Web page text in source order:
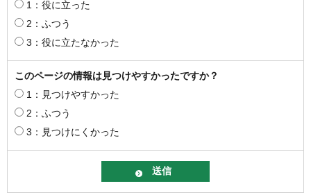
1：役に立った
2：ふつう
3：役に立たなかった
このページの情報は見つけやすかったですか？
1：見つけやすかった
2：ふつう
3：見つけにくかった